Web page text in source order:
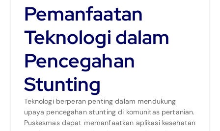
Pemanfaatan
Teknologi dalam
Pencegahan
Stunting
Teknologi berperan penting dalam mendukung
upaya pencegahan stunting di komunitas pertanian.
Puskesmas dapat memanfaatkan aplikasi kesehatan